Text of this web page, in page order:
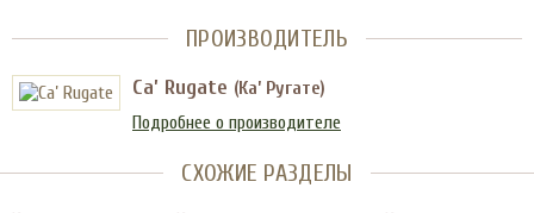
ПРОИЗВОДИТЕЛЬ
Ca’ Rugate (Ка’ Ругате)
Подробнее о производителе
СХОЖИЕ РАЗДЕЛЫ